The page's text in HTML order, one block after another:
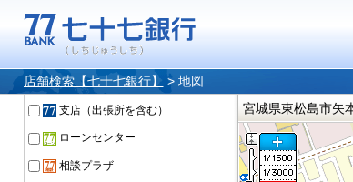
店舗検索【七十七銀行】 > 地図
支店（出張所を含む）
ローンセンター
相談プラザ
宮城県東松島市矢